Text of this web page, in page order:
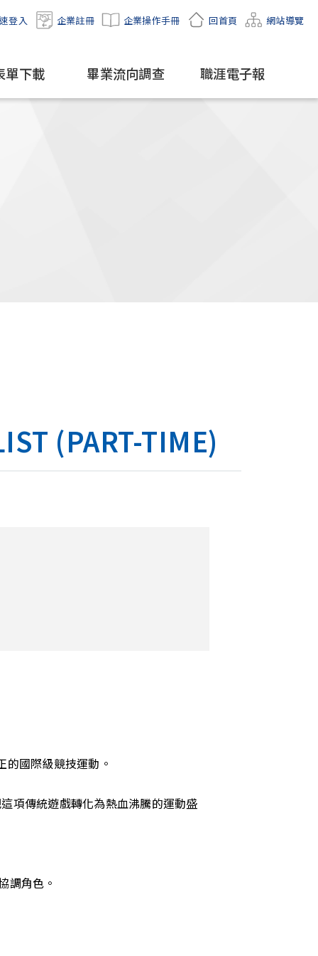
登入 企業註冊 企業操作手冊 回首頁 網站導覽
單下載 畢業流向調查 職涯電子報
(PART-TIME)
國際級競技運動。
項傳統遊戲轉化為熱血沸騰的運動盛
調角色。